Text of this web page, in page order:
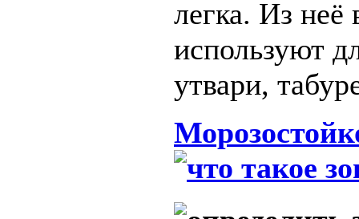
легка. Из
используют
утвари,